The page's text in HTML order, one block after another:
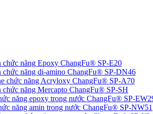
chức năng Epoxy ChangFu® SP-E20
chức năng di-amino ChangFu® SP-DN46
chức năng Acryloxy ChangFu® SP-A70
chức năng Mercapto ChangFu® SP-SH
năng epoxy trong nước ChangFu® SP-
năng amin trong nước ChangFu® SP-NW51